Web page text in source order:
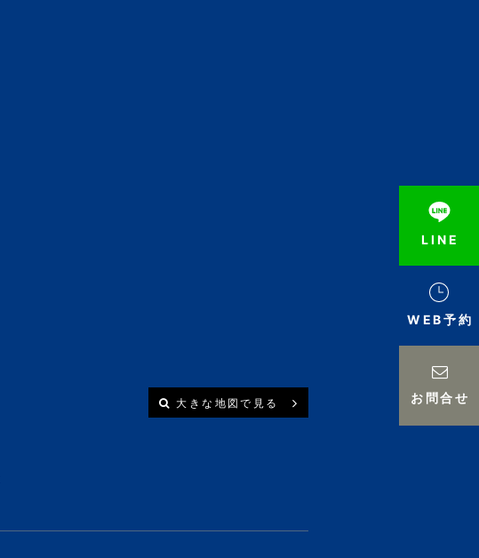
LINE
WEB予約
お問合せ
大きな地図で見る